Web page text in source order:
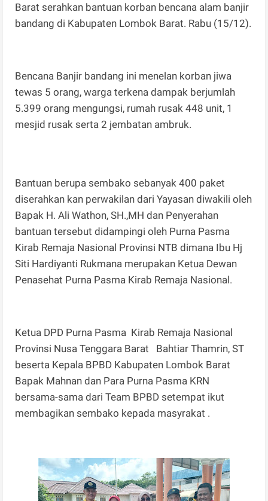
Barat serahkan bantuan korban bencana alam banjir
bandang di Kabupaten Lombok Barat. Rabu (15/12).
Bencana Banjir bandang ini menelan korban jiwa
tewas 5 orang, warga terkena dampak berjumlah
5.399 orang mengungsi, rumah rusak 448 unit, 1
mesjid rusak serta 2 jembatan ambruk.
Bantuan berupa sembako sebanyak 400 paket
diserahkan kan perwakilan dari Yayasan diwakili oleh
Bapak H. Ali Wathon, SH.,MH dan Penyerahan
bantuan tersebut didampingi oleh Purna Pasma
Kirab Remaja Nasional Provinsi NTB dimana Ibu Hj
Siti Hardiyanti Rukmana merupakan Ketua Dewan
Penasehat Purna Pasma Kirab Remaja Nasional.
Ketua DPD Purna Pasma Kirab Remaja Nasional
Provinsi Nusa Tenggara Barat Bahtiar Thamrin, ST
beserta Kepala BPBD Kabupaten Lombok Barat
Bapak Mahnan dan Para Purna Pasma KRN
bersama-sama dari Team BPBD setempat ikut
membagikan sembako kepada masyrakat .